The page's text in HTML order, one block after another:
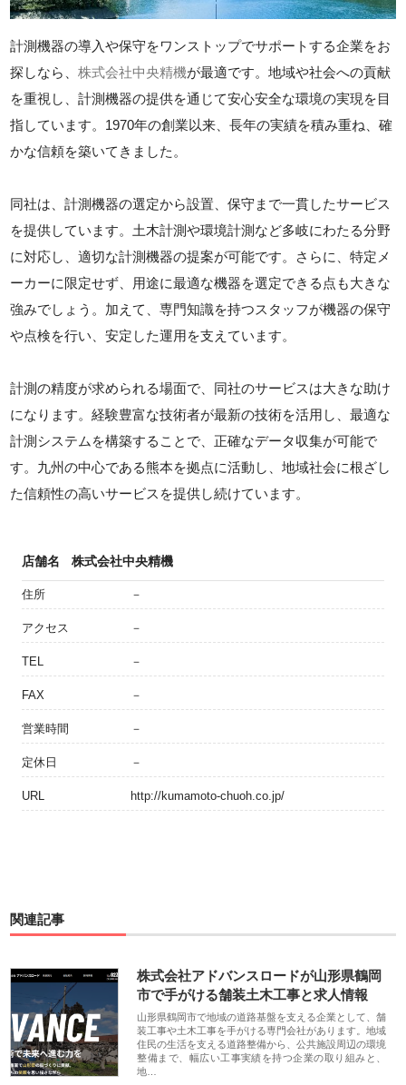
計測機器の導入や保守をワンストップでサポートする企業をお
探しなら、株式会社中央精機が最適です。地域や社会への貢献
を重視し、計測機器の提供を通じて安心安全な環境の実現を目
指しています。1970年の創業以来、長年の実績を積み重ね、確
かな信頼を築いてきました。
同社は、計測機器の選定から設置、保守まで一貫したサービス
を提供しています。土木計測や環境計測など多岐にわたる分野
に対応し、適切な計測機器の提案が可能です。さらに、特定メ
ーカーに限定せず、用途に最適な機器を選定できる点も大きな
強みでしょう。加えて、専門知識を持つスタッフが機器の保守
や点検を行い、安定した運用を支えています。
計測の精度が求められる場面で、同社のサービスは大きな助け
になります。経験豊富な技術者が最新の技術を活用し、最適な
計測システムを構築することで、正確なデータ収集が可能で
す。九州の中心である熊本を拠点に活動し、地域社会に根ざし
た信頼性の高いサービスを提供し続けています。
店舗名 株式会社中央精機
住所 －
アクセス －
TEL －
FAX －
営業時間 －
定休日 －
URL http://kumamoto-chuoh.co.jp/
関連記事
株式会社アドバンスロードが山形県鶴岡
市で手がける舗装土木工事と求人情報
山形県鶴岡市で地域の道路基盤を支える企業として、舗
装工事や土木工事を手がける専門会社があります。地域
住民の生活を支える道路整備から、公共施設周辺の環境
整備まで、幅広い工事実績を持つ企業の取り組みと、
地…